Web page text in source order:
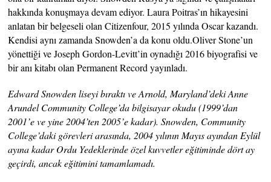
hakkında konuşmaya devam ediyor. Laura Poitras’ın hikayesini
anlatan bir belgeseli olan Citizenfour, 2015 yılında Oscar kazandı.
Kendisi aynı zamanda Snowden’a da konu oldu.Oliver Stone’un
yönettiği ve Joseph Gordon-Levitt’in oynadığı 2016 biyografisi ve
bir anı kitabı olan Permanent Record yayınladı.
Edward Snowden liseyi bıraktı ve Arnold, Maryland’deki Anne
Arundel Community College’da bilgisayar okudu (1999’dan
2001’e ve yine 2004’ten 2005’e kadar). Snowden, Community
College’daki görevleri arasında, 2004 yılının Mayıs ayından Eylül
ayına kadar Ordu Yedeklerinde özel kuvvetler eğitiminde dört ay
geçirdi, ancak eğitimini tamamlamadı.